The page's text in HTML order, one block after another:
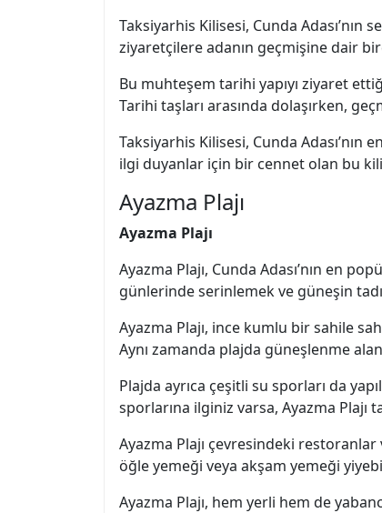
Taksiyarhis Kilisesi, Cunda
ziyaretçilere adanın geçmişine dair
Bu muhteşem tarihi yapıyı ziyaret
Tarihi taşları arasında dolaşırken,
Taksiyarhis Kilisesi, Cunda
ilgi duyanlar için bir cennet olan bu
Ayazma Plajı
Ayazma Plajı
Ayazma Plajı, Cunda Adası’nın en
günlerinde serinlemek ve güneşin
Ayazma Plajı, ince kumlu bir sahile
Aynı zamanda plajda güneşlenme
Plajda ayrıca çeşitli su sporları da
sporlarına ilginiz varsa, Ayazma Plajı
Ayazma Plajı çevresindeki
öğle yemeği veya akşam yemeği
Ayazma Plajı, hem yerli hem de